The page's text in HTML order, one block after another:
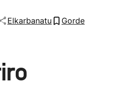
Elkarbanatu Gorde